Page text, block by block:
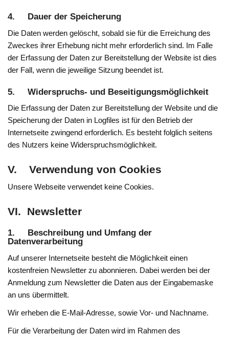
4. Dauer der Speicherung
Die Daten werden gelöscht, sobald sie für die Erreichung des
Zweckes ihrer Erhebung nicht mehr erforderlich sind. Im Falle
der Erfassung der Daten zur Bereitstellung der Website ist dies
der Fall, wenn die jeweilige Sitzung beendet ist.
5. Widerspruchs- und Beseitigungsmöglichkeit
Die Erfassung der Daten zur Bereitstellung der Website und die
Speicherung der Daten in Logfiles ist für den Betrieb der
Internetseite zwingend erforderlich. Es besteht folglich seitens
des Nutzers keine Widerspruchsmöglichkeit.
V. Verwendung von Cookies
Unsere Webseite verwendet keine Cookies.
VI. Newsletter
1. Beschreibung und Umfang der
Datenverarbeitung
Auf unserer Internetseite besteht die Möglichkeit einen
kostenfreien Newsletter zu abonnieren. Dabei werden bei der
Anmeldung zum Newsletter die Daten aus der Eingabemaske
an uns übermittelt.
Wir erheben die E-Mail-Adresse, sowie Vor- und Nachname.
Für die Verarbeitung der Daten wird im Rahmen des